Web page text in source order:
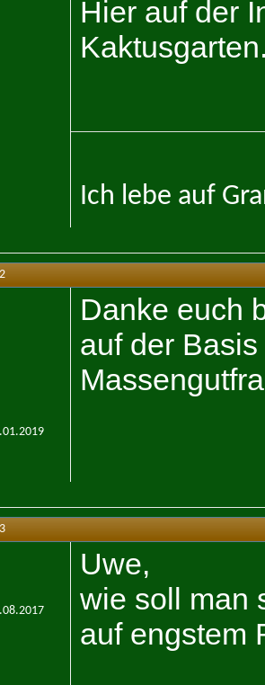
Hier auf der
Ich lebe auf
Danke euch
auf der
Uwe,
wie soll man
auf engstem